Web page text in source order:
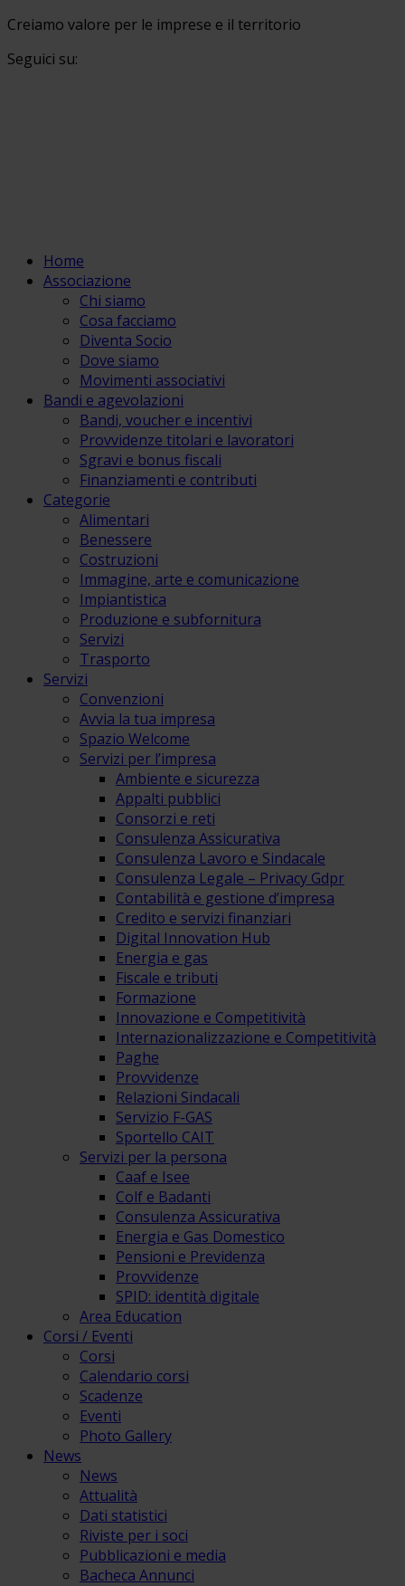
Creiamo valore per le imprese e il territorio
Seguici su:
Home
Associazione
Chi siamo
Cosa facciamo
Diventa Socio
Dove siamo
Movimenti associativi
Bandi e agevolazioni
Bandi, voucher e incentivi
Provvidenze titolari e lavoratori
Sgravi e bonus fiscali
Finanziamenti e contributi
Categorie
Alimentari
Benessere
Costruzioni
Immagine, arte e comunicazione
Impiantistica
Produzione e subfornitura
Servizi
Trasporto
Servizi
Convenzioni
Avvia la tua impresa
Spazio Welcome
Servizi per l’impresa
Ambiente e sicurezza
Appalti pubblici
Consorzi e reti
Consulenza Assicurativa
Consulenza Lavoro e Sindacale
Consulenza Legale – Privacy Gdpr
Contabilità e gestione d’impresa
Credito e servizi finanziari
Digital Innovation Hub
Energia e gas
Fiscale e tributi
Formazione
Innovazione e Competitività
Internazionalizzazione e Competitività
Paghe
Provvidenze
Relazioni Sindacali
Servizio F-GAS
Sportello CAIT
Servizi per la persona
Caaf e Isee
Colf e Badanti
Consulenza Assicurativa
Energia e Gas Domestico
Pensioni e Previdenza
Provvidenze
SPID: identità digitale
Area Education
Corsi / Eventi
Corsi
Calendario corsi
Scadenze
Eventi
Photo Gallery
News
News
Attualità
Dati statistici
Riviste per i soci
Pubblicazioni e media
Bacheca Annunci